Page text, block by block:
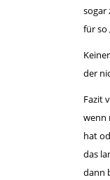
sogar
für so
der
Fazit
wenn
hat
das
dann